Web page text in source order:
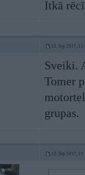
Itkā
13. Sep 2017,
Sveiki.
Tomer
grupas.
13. Sep 2017,